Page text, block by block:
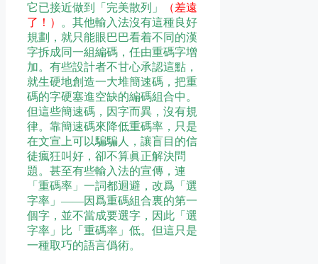
它已接近做到「完美散列」
（差遠
了！）
。其他輸入法沒有這種良好
規劃，就只能眼巴巴看着不同的漢
字拆成同一組編碼，任由重碼字增
加。有些設計者不甘心承認這點，
就生硬地創造一大堆簡速碼，把重
碼的字硬塞進空缺的編碼組合中。
但這些簡速碼，因字而異，沒有規
律。靠簡速碼來降低重碼率，只是
在文宣上可以騙騙人，讓盲目的信
徒瘋狂叫好，卻不算眞正解決問
題。甚至有些輸入法的宣傳，連
「重碼率」一詞都迴避，改爲「選
字率」——因爲重碼組合裏的第一
個字，並不當成要選字，因此「選
字率」比「重碼率」低。但這只是
一種取巧的語言僞術。